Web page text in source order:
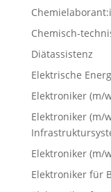
Chemisch-
Diätassistenz
Elektrische
Elektroniker (m/
Elektroniker (m/
Elektroniker (m/
Elektroniker für